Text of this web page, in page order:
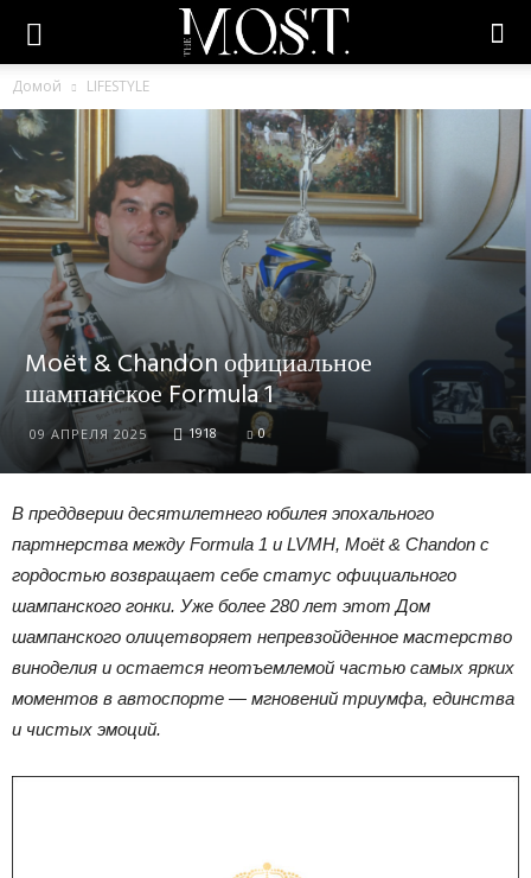
Домой LIFESTYLE
Moët & Chandon официальное
шампанское Formula 1
09 АПРЕЛЯ 2025 1918 0
В преддверии десятилетнего юбилея эпохального
партнерства между Formula 1 и LVMH, Moët & Chandon с
гордостью возвращает себе статус официального
шампанского гонки. Уже более 280 лет этот Дом
шампанского олицетворяет непревзойденное мастерство
виноделия и остается неотъемлемой частью самых ярких
моментов в автоспорте — мгновений триумфа, единства
и чистых эмоций.